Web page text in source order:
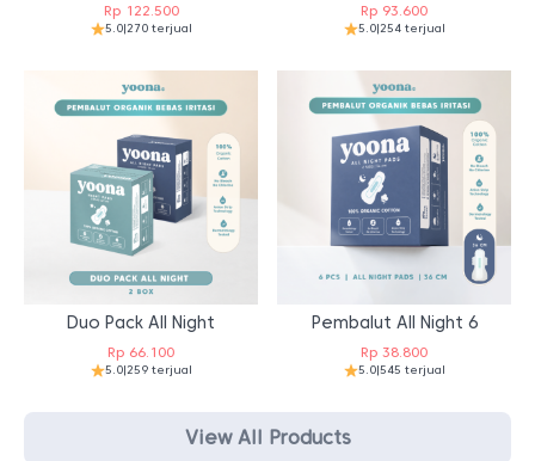
Rp122.500
5.0|270 terjual
Rp 93.600
5.0|254 terjual
Duo Pack All Night
Rp 66.100
5.0|259 terjual
Pembalut All Night 6
Rp 38.800
5.0|545 terjual
View All Products